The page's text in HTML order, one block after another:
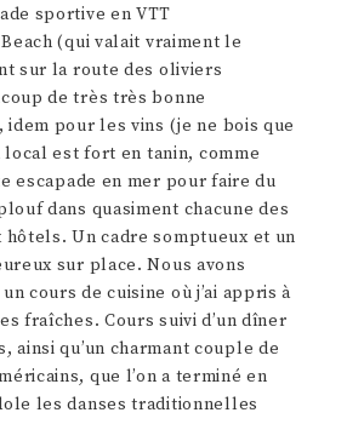
sportive en VTT
(qui valait vraiment le
sur la route des oliviers
de très très bonne
pour les vins (je ne bois que
est fort en tanin, comme
escapade en mer pour faire du
dans quasiment chacune des
hôtels. Un cadre somptueux et un
sur place. Nous avons
cours de cuisine où j’ai appris à
fraîches. Cours suivi d’un dîner
ainsi qu’un charmant couple de
que l’on a terminé en
les danses traditionnelles